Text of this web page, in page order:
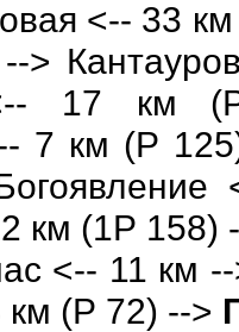
<-- 33
>
<-- 17 км
7 км (Р
км (1Р
<-- 11 км
(Р 72) -->